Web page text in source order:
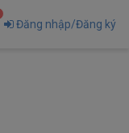
Đăng nhập/Đăng ký